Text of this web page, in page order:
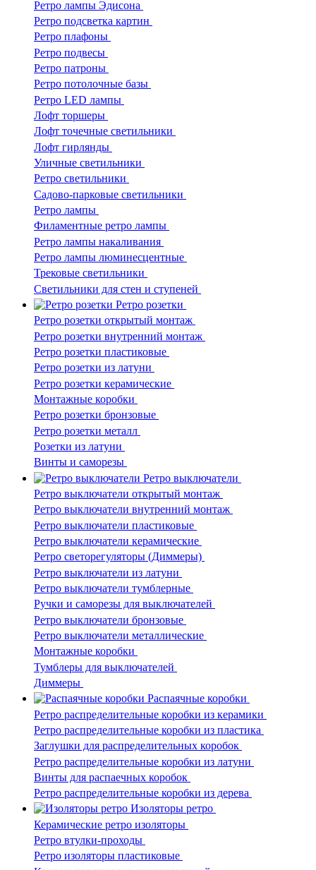
Ретро лампы Эдисона
Ретро подсветка картин
Ретро плафоны
Ретро подвесы
Ретро патроны
Ретро потолочные базы
Ретро LED лампы
Лофт торшеры
Лофт точечные светильники
Лофт гирлянды
Уличные светильники
Ретро светильники
Садово-парковые светильники
Ретро лампы
Филаментные ретро лампы
Ретро лампы накаливания
Ретро лампы люминесцентные
Трековые светильники
Светильники для стен и ступеней
Ретро розетки
Ретро розетки открытый монтаж
Ретро розетки внутренний монтаж
Ретро розетки пластиковые
Ретро розетки из латуни
Ретро розетки керамические
Монтажные коробки
Ретро розетки бронзовые
Ретро розетки металл
Розетки из латуни
Винты и саморезы
Ретро выключатели
Ретро выключатели открытый монтаж
Ретро выключатели внутренний монтаж
Ретро выключатели пластиковые
Ретро выключатели керамические
Ретро светорегуляторы (Диммеры)
Ретро выключатели из латуни
Ретро выключатели тумблерные
Ручки и саморезы для выключателей
Ретро выключатели бронзовые
Ретро выключатели металлические
Монтажные коробки
Тумблеры для выключателей
Диммеры
Распаячные коробки
Ретро распределительные коробки из керамики
Ретро распределительные коробки из пластика
Заглушки для распределительных коробок
Ретро распределительные коробки из латуни
Винты для распаечных коробок
Ретро распределительные коробки из дерева
Изоляторы ретро
Керамические ретро изоляторы
Ретро втулки-проходы
Ретро изоляторы пластиковые